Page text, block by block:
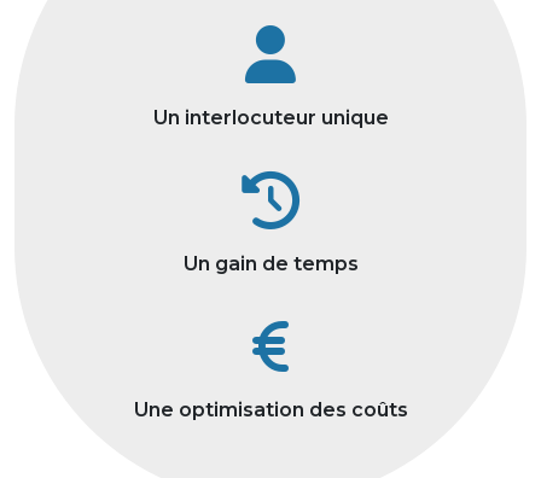
Un interlocuteur unique
Un gain de temps
Une optimisation des coûts